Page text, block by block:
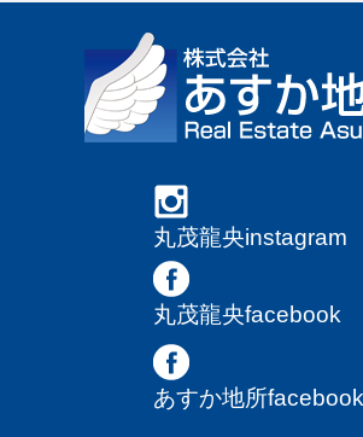
丸茂龍央instagram
丸茂龍央facebook
あすか地所facebook